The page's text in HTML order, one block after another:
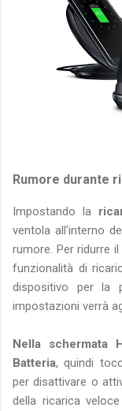
Rumore durante
Impostando la
ventola all'interno
rumore. Per ridurre
funzionalità di
dispositivo per la
impostazioni verrà
Nella schermata
Batteria, quindi
per disattivare o
della ricarica